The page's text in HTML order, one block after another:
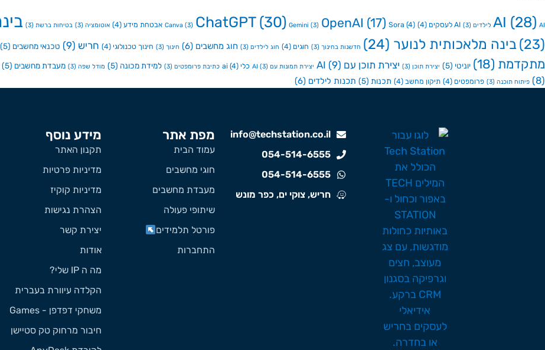
AI (28) AI לילדים (3) AI לעסקים (4)
Canva (3) ChatGPT(30) Gemini (3) OpenAI (17) Sora (4) אבטחת מידע (4) אוטומציה (3) בטיחות ברשת (3)
(23)
בינה מלאכותית לנוער (24) חדשנות בחינוך (3) חוגים (4) חוג לילדים (3) חוג מחשבים (6) חינוך (3) חינוך טכנולוגי (4) חריש (9) טכנאי מחשבים (5)
מתקדמת (18) יוניטי (5) יצירת תוכן (3) יצירת תוכן עם AI (9) יצירת תמונות עם AI (3) כלי ai (4) כתיבת פרומפטים (3) למידת מכונה (5) מודל שפה (3) מעבדת מחשבים (5)
(8)
פיתוח תוכנה (3) פרומפטים (4) תיקון מחשב (4) תכנות (5) תכנות לילדים (6)
info@techstation.co.il
054-514-6555
054-514-6555
חריש, צוקי ים, כפר מונש
מפת אתר
עמוד הבית
חוגי מחשבים
מעבדת מחשבים
שיתופי פעולה
פורטל תלמידים
התחברות
מידע נוסף
תקנון האתר
מדיניות פרטיות
מדיניות קוקיז
הצהרת נגישות
יצירת קשר
אודות
מה ה IP שלי?
הקלדה עיוורת בעברית
משחקי דפדפן - Games
חיבור מרחוק טק סטיישן